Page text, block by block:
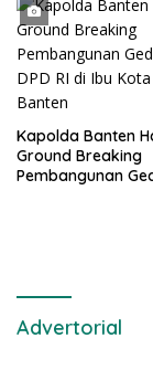
Kapolda Banten
Ground Breaking
Pembangunan
Advertorial